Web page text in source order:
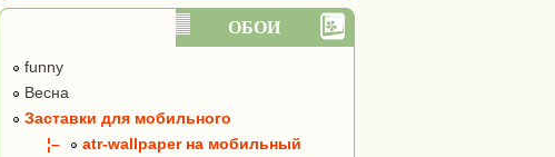
ОБОИ
funny
Весна
Заставки для мобильного
¦–
atr-wallpaper на мобильный